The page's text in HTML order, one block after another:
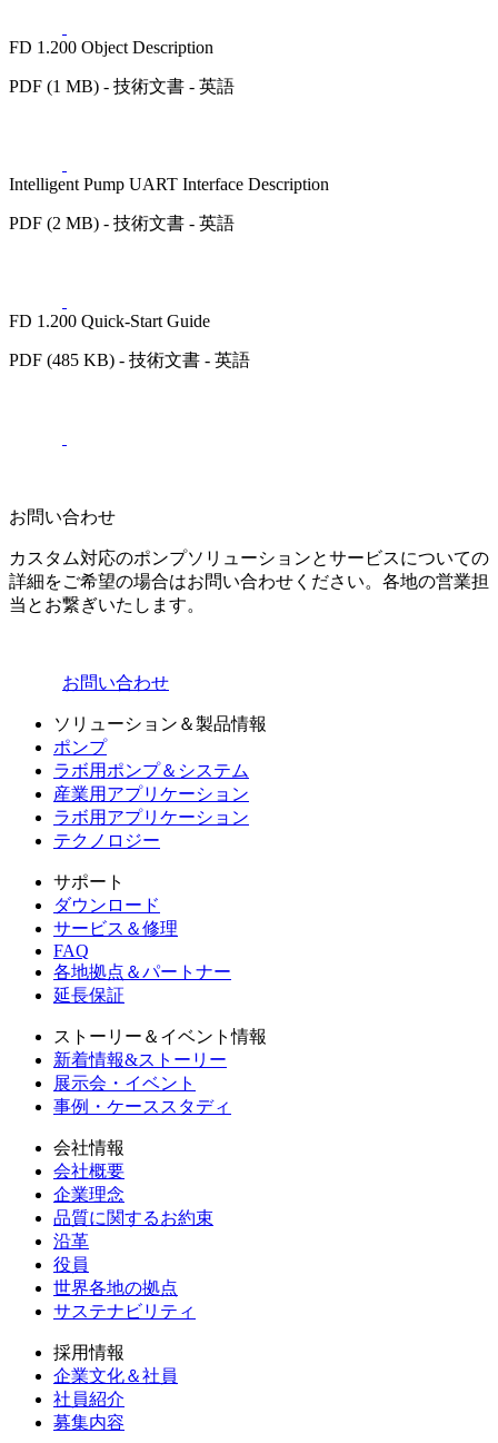
FD 1.200 Object Description
PDF (1 MB) - 技術文書 - 英語
Intelligent Pump UART Interface Description
PDF (2 MB) - 技術文書 - 英語
FD 1.200 Quick-Start Guide
PDF (485 KB) - 技術文書 - 英語
お問い合わせ
カスタム対応のポンプソリューションとサービスについての
詳細をご希望の場合はお問い合わせください。各地の営業担
当とお繋ぎいたします。
お問い合わせ
ソリューション＆製品情報
ポンプ
ラボ用ポンプ＆システム
産業用アプリケーション
ラボ用アプリケーション
テクノロジー
サポート
ダウンロード
サービス＆修理
FAQ
各地拠点＆パートナー
延長保証
ストーリー＆イベント情報
新着情報&ストーリー
展示会・イベント
事例・ケーススタディ
会社情報
会社概要
企業理念
品質に関するお約束
沿革
役員
世界各地の拠点
サステナビリティ
採用情報
企業文化＆社員
社員紹介
募集内容